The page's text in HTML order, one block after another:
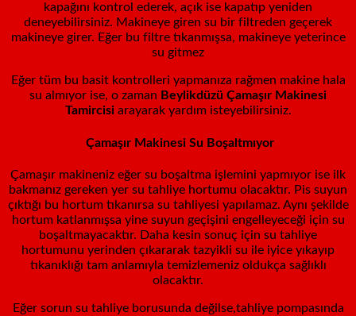
kapağını kontrol ederek, açık ise kapatıp yeniden
deneyebilirsiniz. Makineye giren su bir filtreden geçerek
makineye girer. Eğer bu filtre tıkanmışsa, makineye yeterince
su gitmez
Eğer tüm bu basit kontrolleri yapmanıza rağmen makine hala
su almıyor ise, o zaman Beylikdüzü Çamaşır Makinesi
Tamircisi arayarak yardım isteyebilirsiniz.
Çamaşır Makinesi Su Boşaltmıyor
Çamaşır makineniz eğer su boşaltma işlemini yapmıyor ise ilk
bakmanız gereken yer su tahliye hortumu olacaktır. Pis suyun
çıktığı bu hortum tıkanırsa su tahliyesi yapılamaz. Aynı şekilde
hortum katlanmışsa yine suyun geçişini engelleyeceği için su
boşaltmayacaktır. Daha kesin sonuç için su tahliye
hortumunu yerinden çıkararak tazyikli su ile iyice yıkayıp
tıkanıklığı tam anlamıyla temizlemeniz oldukça sağlıklı
olacaktır.
Eğer sorun su tahliye borusunda değilse,tahliye pompasında